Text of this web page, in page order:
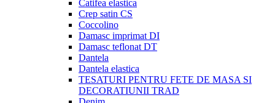
Catifea elastica
Crep satin CS
Coccolino
Damasc imprimat DI
Damasc teflonat DT
Dantela
Dantela elastica
TESATURI PENTRU FETE DE MASA SI
DECORATIUNII TRAD